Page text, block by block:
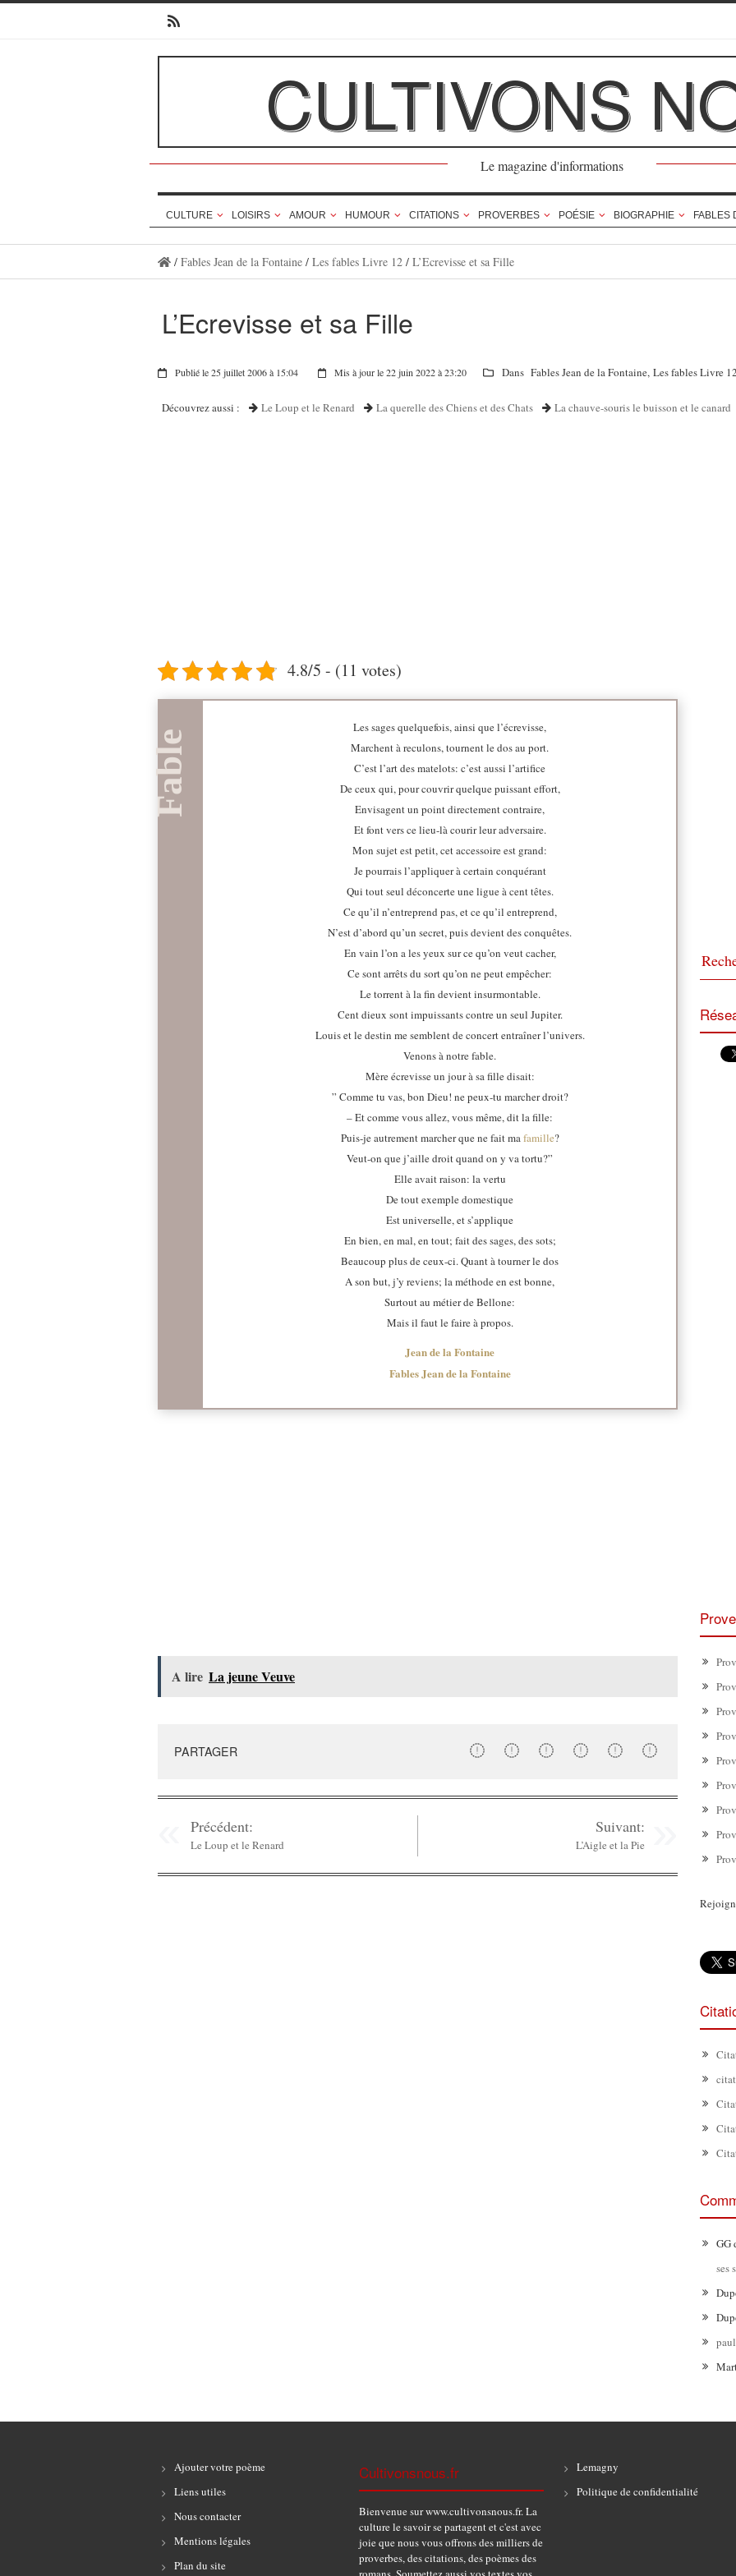
CULTIVONS
Le magazine d'informations
CULTURE LOISIRS AMOUR HUMOUR CITATIONS PROVERBES POÉSIE BIOGRAPHIE FABLES
/ Fables Jean de la Fontaine/ Les fables Livre 12/ L’Ecrevisse et sa Fille
L’Ecrevisse et sa Fille
Publié le 25 juillet 2006 à 15:04 Mis à jour le 22 juin 2022 à 23:20 Dans Fables Jean de la Fontaine, Les fables Livre 12
Découvrez aussi : Le Loup et le Renard La querelle des Chiens et des Chats La chauve-souris le buisson et le canard
4.8/5 - (11 votes)
Les sages quelquefois, ainsi que l’écrevisse,
Marchent à reculons, tournent le dos au port.
C’est l’art des matelots: c’est aussi l’artifice
De ceux qui, pour couvrir quelque puissant effort,
Envisagent un point directement contraire,
Et font vers ce lieu-là courir leur adversaire.
Mon sujet est petit, cet accessoire est grand:
Je pourrais l’appliquer à certain conquérant
Qui tout seul déconcerte une ligue à cent têtes.
Ce qu’il n’entreprend pas, et ce qu’il entreprend,
N’est d’abord qu’un secret, puis devient des conquêtes.
En vain l’on a les yeux sur ce qu’on veut cacher,
Ce sont arrêts du sort qu’on ne peut empêcher:
Le torrent à la fin devient insurmontable.
Cent dieux sont impuissants contre un seul Jupiter.
Louis et le destin me semblent de concert entraîner l’univers.
Venons à notre fable.
Mère écrevisse un jour à sa fille disait:
” Comme tu vas, bon Dieu! ne peux-tu marcher droit?
– Et comme vous allez, vous même, dit la fille:
Puis-je autrement marcher que ne fait mafamille?
Veut-on que j’aille droit quand on y va tortu?”
Elle avait raison: la vertu
De tout exemple domestique
Est universelle, et s’applique
En bien, en mal, en tout; fait des sages, des sots;
Beaucoup plus de ceux-ci. Quant à tourner le dos
A son but, j’y reviens; la méthode en est bonne,
Surtout au métier de Bellone:
Mais il faut le faire à propos.
Jean de la Fontaine
Fables Jean de la Fontaine
A lire La jeune Veuve
PARTAGER
Précédent:
Le Loup et le Renard
Suivant:
L’Aigle et la Pie
GG
ses
paul
Ajouter votre poème
Liens utiles
Nous contacter
Mentions légales
Plan du site
Cultivonsnous.fr
Bienvenue sur www.cultivonsnous.fr. La
culture le savoir se partagent et c'est avec
joie que nous vous offrons des milliers de
proverbes, des citations, des poèmes des
Lemagny
Politique de confidentialité